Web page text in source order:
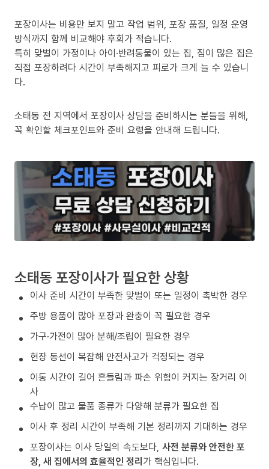
포장이사는 비용만 보지 말고 작업 범위, 포장 품질, 일정 운영
방식까지 함께 비교해야 후회가 적습니다.
특히 맞벌이 가정이나 아이·반려동물이 있는 집, 짐이 많은 집은
직접 포장하려다 시간이 부족해지고 피로가 크게 늘 수 있습니
다.
소태동 전 지역에서 포장이사 상담을 준비하시는 분들을 위해,
꼭 확인할 체크포인트와 준비 요령을 안내해 드립니다.
소태동 포장이사가 필요한 상황
이사 준비 시간이 부족한 맞벌이 또는 일정이 촉박한 경우
주방 용품이 많아 포장과 완충이 꼭 필요한 경우
가구·가전이 많아 분해/조립이 필요한 경우
현장 동선이 복잡해 안전사고가 걱정되는 경우
이동 시간이 길어 흔들림과 파손 위험이 커지는 장거리 이
사
수납이 많고 물품 종류가 다양해 분류가 필요한 집
이사 후 정리 시간이 부족해 기본 정리까지 기대하는 경우
포장이사는 이사 당일의 속도보다, 사전 분류와 안전한 포
장, 새 집에서의 효율적인 정리가 핵심입니다.